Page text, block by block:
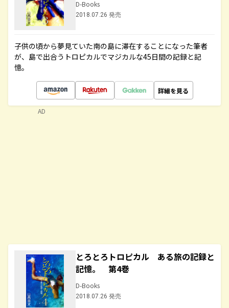
D-Books
2018.07.26 発売
子供の頃から夢見ていた南の島に滞在することになった筆者
が、島で出合うトロピカルでマジカルな45日間の記録と記
憶。
詳細を見る
とろとろトロピカル ある旅の記録と
記憶。 第4巻
D-Books
2018.07.26 発売
AD